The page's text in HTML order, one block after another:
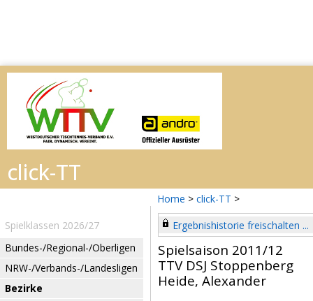
Home > click-TT >
Spielklassen 2026/27
Bundes-/Regional-/Oberligen
NRW-/Verbands-/Landesligen
Bezirke
Ergebnishistorie freischalten ...
Spielsaison 2011/12
TTV DSJ Stoppenberg
Heide, Alexander